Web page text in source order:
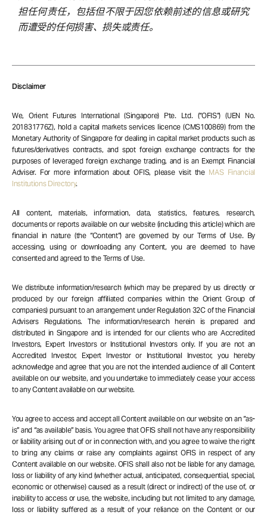
担任何责任，包括但不限于因您依赖前述的信息或研究
而遭受的任何损害、损失或责任。
Disclaimer
We, Orient Futures International (Singapore) Pte. Ltd. (“OFIS”) (UEN No.
201831776Z), hold a capital markets services licence (CMS100869) from the
Monetary Authority of Singapore for dealing in capital market products such as
futures/derivatives contracts, and spot foreign exchange contracts for the
purposes of leveraged foreign exchange trading, and is an Exempt Financial
Adviser. For more information about OFIS, please visit the MAS Financial
Institutions Directory.
All content, materials, information, data, statistics, features, research,
documents or reports available on our website (including this article) which are
financial in nature (the “Content”) are governed by our Terms of Use. By
accessing, using or downloading any Content, you are deemed to have
consented and agreed to the Terms of Use.
We distribute information/research (which may be prepared by us directly or
produced by our foreign affiliated companies within the Orient Group of
companies) pursuant to an arrangement under Regulation 32C of the Financial
Advisers Regulations. The information/research herein is prepared and
distributed in Singapore and is intended for our clients who are Accredited
Investors, Expert Investors or Institutional Investors only. If you are not an
Accredited Investor, Expert Investor or Institutional Investor, you hereby
acknowledge and agree that you are not the intended audience of all Content
available on our website, and you undertake to immediately cease your access
to any Content available on our website.
You agree to access and accept all Content available on our website on an “as-
is” and “as available” basis. You agree that OFIS shall not have any responsibility
or liability arising out of or in connection with, and you agree to waive the right
to bring any claims or raise any complaints against OFIS in respect of any
Content available on our website. OFIS shall also not be liable for any damage,
loss or liability of any kind (whether actual, anticipated, consequential, special,
economic or otherwise) caused as a result (direct or indirect) of the use of, or
inability to access or use, the website, including but not limited to any damage,
loss or liability suffered as a result of your reliance on the Content or our